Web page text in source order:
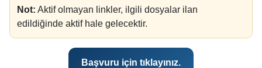
Not: Aktif olmayan linkler, ilgili dosyalar ilan
edildiğinde aktif hale gelecektir.
Başvuru için tıklayınız.